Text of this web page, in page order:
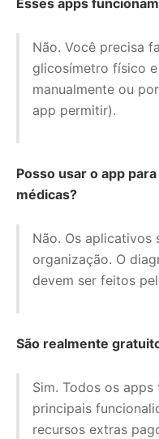
Esses apps
Não. Você precisa
glicosímetro físico
manualmente ou
app permitir).
Posso usar o app
médicas?
Não. Os aplicativos
organização. O
devem ser feitos
São realmente
Sim. Todos os
principais
recursos extras